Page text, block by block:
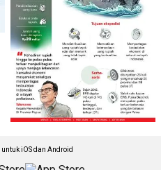
iOS dan Android